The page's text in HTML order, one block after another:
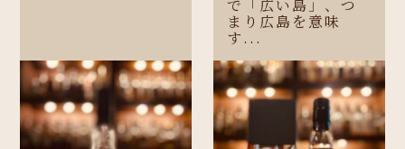
で「広い島」、つ
まり広島を意味
す...